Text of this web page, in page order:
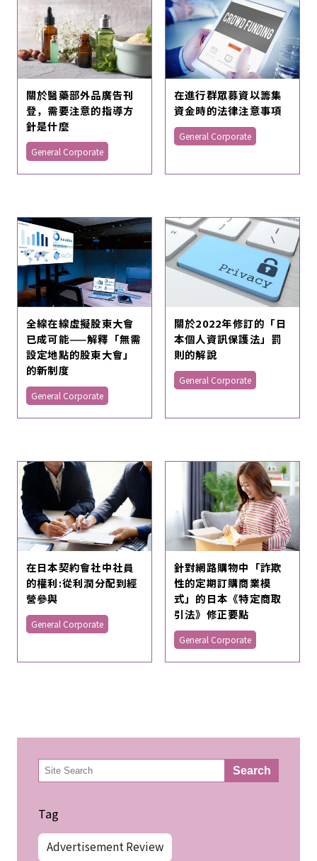
關於醫藥部外品廣告刊
登，需要注意的指導方
針是什麼
General Corporate
在進行群眾募資以籌集
資金時的法律注意事項
General Corporate
全線在線虛擬股東大會
已成可能——解釋「無需
設定地點的股東大會」
的新制度
General Corporate
關於2022年修訂的「日
本個人資訊保護法」罰
則的解說
General Corporate
在日本契約會社中社員
的權利:從利潤分配到經
營參與
General Corporate
針對網路購物中「詐欺
性的定期訂購商業模
式」的日本《特定商取
引法》修正要點
General Corporate
検
索 Search
Tag
Advertisement Review